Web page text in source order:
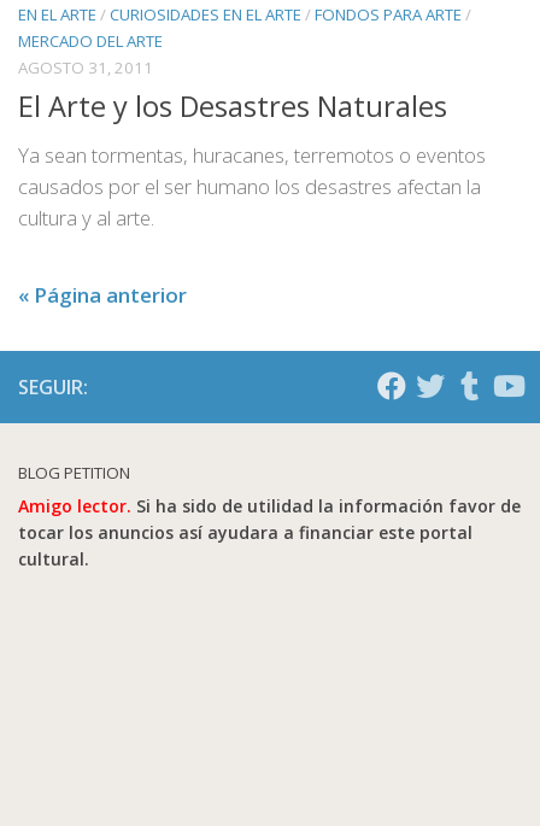
EN EL ARTE /CURIOSIDADES EN EL ARTE /FONDOS PARA ARTE /
MERCADO DEL ARTE
AGOSTO 31, 2011
El Arte y los Desastres Naturales
Ya sean tormentas, huracanes, terremotos o eventos
causados por el ser humano los desastres afectan la
cultura y al arte.
« Página anterior
SEGUIR:
BLOG PETITION
Amigo lector. Si ha sido de utilidad la información favor de
tocar los anuncios así ayudara a financiar este portal
cultural.